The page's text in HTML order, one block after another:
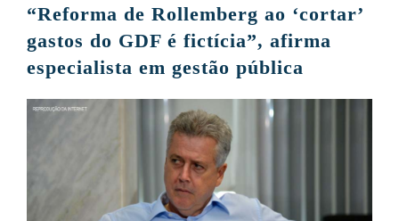
“Reforma de Rollemberg ao ‘cortar’
gastos do GDF é fictícia”, afirma
especialista em gestão pública